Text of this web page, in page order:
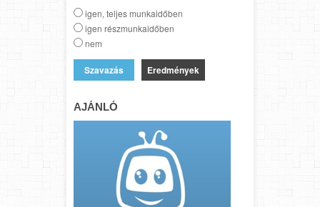
igen, teljes munkaidőben
igen részmunkaidőben
nem
Eredmények
AJÁNLÓ